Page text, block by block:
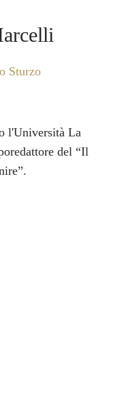
Sturzo
l'Università La
del “Il